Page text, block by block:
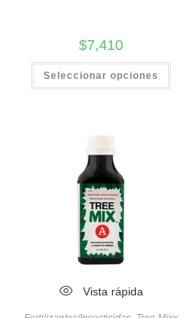
$7,410
Seleccionar opciones
Vista rápida